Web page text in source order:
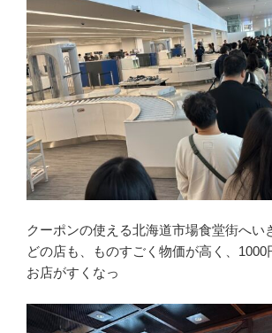
クーポンの使える北海道市場食堂街へい
どの店も、ものすごく物価が高く、1000
お店がすくなっ